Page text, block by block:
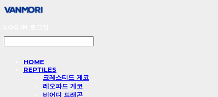
HOME
REPTILES
크레스티드 게코
레오파드 게코
비어디 드래곤